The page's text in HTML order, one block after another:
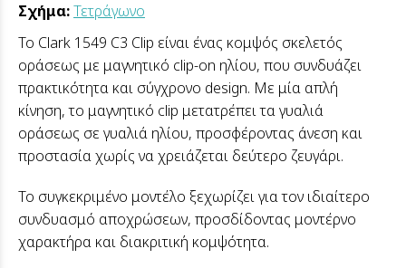
Σχήμα:Τετράγωνο
Το Clark 1549 C3 Clip είναι ένας κομψός σκελετός
οράσεως με μαγνητικό clip-on ηλίου, που συνδυάζει
πρακτικότητα και σύγχρονο design. Με μία απλή
κίνηση, το μαγνητικό clip μετατρέπει τα γυαλιά
οράσεως σε γυαλιά ηλίου, προσφέροντας άνεση και
προστασία χωρίς να χρειάζεται δεύτερο ζευγάρι.
Το συγκεκριμένο μοντέλο ξεχωρίζει για τον ιδιαίτερο
συνδυασμό αποχρώσεων, προσδίδοντας μοντέρνο
χαρακτήρα και διακριτική κομψότητα.